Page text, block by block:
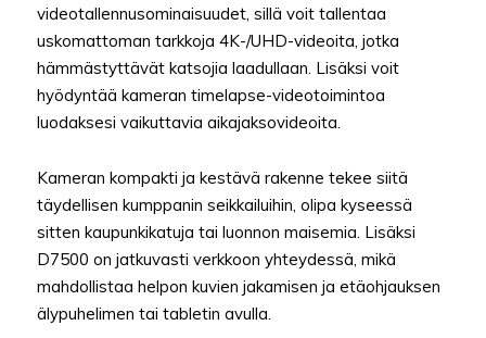
videotallennusominaisuudet, sillä voit tallentaa
uskomattoman tarkkoja 4K-/UHD-videoita, jotka
hämmästyttävät katsojia laadullaan. Lisäksi voit
hyödyntää kameran timelapse-videotoimintoa
luodaksesi vaikuttavia aikajaksovideoita.
Kameran kompakti ja kestävä rakenne tekee siitä
täydellisen kumppanin seikkailuihin, olipa kyseessä
sitten kaupunkikatuja tai luonnon maisemia. Lisäksi
D7500 on jatkuvasti verkkoon yhteydessä, mikä
mahdollistaa helpon kuvien jakamisen ja etäohjauksen
älypuhelimen tai tabletin avulla.